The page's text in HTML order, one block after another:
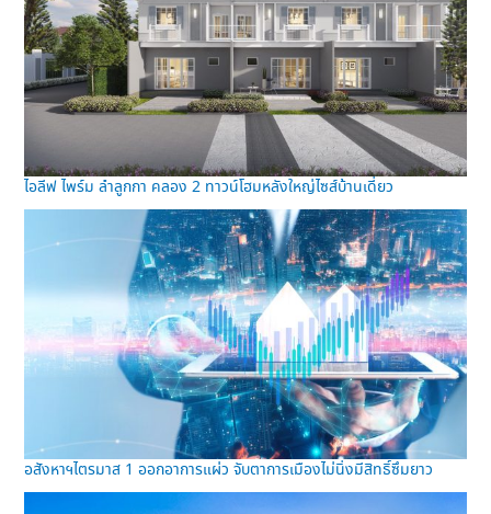
ไอลีฟ ไพร์ม ลำลูกกา คลอง 2 ทาวน์โฮมหลังใหญ่ไซส์บ้านเดี่ยว
อสังหาฯไตรมาส 1 ออกอาการแผ่ว จับตาการเมืองไม่นิ่งมีสิทธิ์ซึมยาว